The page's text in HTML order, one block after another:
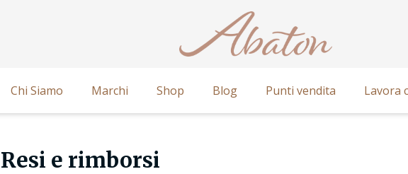
Chi Siamo Marchi Shop Blog Punti vendita Lavora
Resi e rimborsi